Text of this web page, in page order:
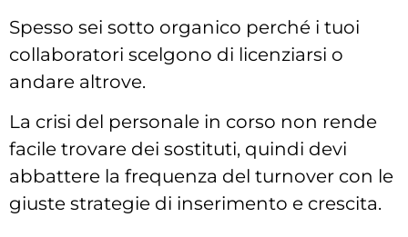
Spesso sei sotto organico perché i tuoi
collaboratori scelgono di licenziarsi o
andare altrove.
La crisi del personale in corso non rende
facile trovare dei sostituti, quindi devi
abbattere la frequenza del turnover con le
giuste strategie di inserimento e crescita.